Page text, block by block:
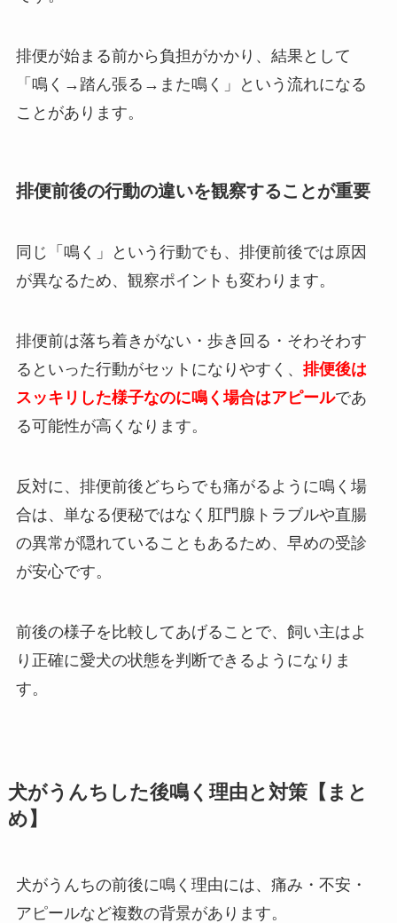
排便が始まる前から負担がかかり、結果として
「鳴く→踏ん張る→また鳴く」という流れになる
ことがあります。
排便前後の行動の違いを観察することが重要
同じ「鳴く」という行動でも、排便前後では原因
が異なるため、観察ポイントも変わります。
排便前は落ち着きがない・歩き回る・そわそわす
るといった行動がセットになりやすく、 排便後は
スッキリした様子なのに鳴く場合はアピールであ
る可能性が高くなります。
反対に、排便前後どちらでも痛がるように鳴く場
合は、単なる便秘ではなく肛門腺トラブルや直腸
の異常が隠れていることもあるため、早めの受診
が安心です。
前後の様子を比較してあげることで、飼い主はよ
り正確に愛犬の状態を判断できるようになりま
す。
犬がうんちした後鳴く理由と対策【まと
め】
犬がうんちの前後に鳴く理由には、痛み・不安・
アピールなど複数の背景があります。